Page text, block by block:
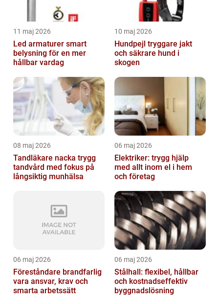
11 maj 2026
Led armaturer smart
belysning för en mer
hållbar vardag
10 maj 2026
Hundpejl tryggare jakt
och säkrare hund i
skogen
08 maj 2026
Tandläkare nacka trygg
tandvård med fokus på
långsiktig munhälsa
06 maj 2026
Elektriker: trygg hjälp
med allt inom el i hem
och företag
06 maj 2026
Föreståndare brandfarlig
vara ansvar, krav och
smarta arbetssätt
06 maj 2026
Stålhall: flexibel, hållbar
och kostnadseffektiv
byggnadslösning